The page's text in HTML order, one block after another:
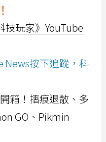
技玩家》YouTube
News按下追蹤，科
箱！摺痕退散、多
GO、Pikmin